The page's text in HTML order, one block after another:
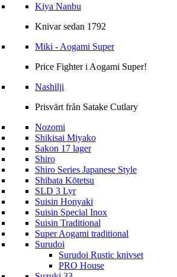
Kiya Nanbu
Knivar sedan 1792
Miki - Aogami Super
Price Fighter i Aogami Super!
Nashilji
Prisvärt från Satake Cutlary
Nozomi
Shikisai Miyako
Sakon 17 lager
Shiro
Shiro Series Japanese Style
Shibata Kōtetsu
SLD 3 Lyr
Suisin Honyaki
Suisin Special Inox
Suisin Traditional
Super Aogami traditional
Surudoi
Surudoi Rustic knivset
PRO House